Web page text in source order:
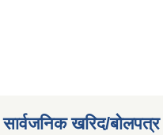
सार्वजनिक खरिद/